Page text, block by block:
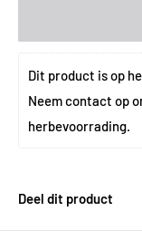
Dit product is op
Neem contact op
herbevoorrading.
Deel dit product